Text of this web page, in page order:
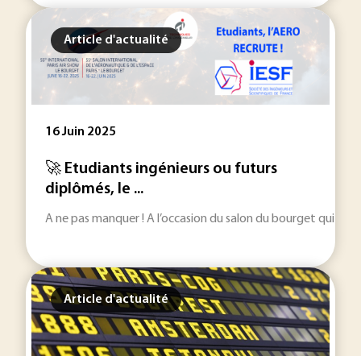
Article d'actualité
16 Juin 2025
🚀 Etudiants ingénieurs ou futurs
diplômés, le ...
A ne pas manquer ! A l’occasion du salon du bourget qui a
Article d'actualité